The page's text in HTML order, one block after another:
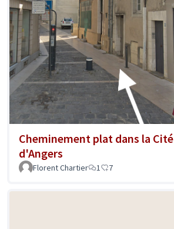
Cheminement plat dans la Cité
d'Angers
Florent Chartier 1 7